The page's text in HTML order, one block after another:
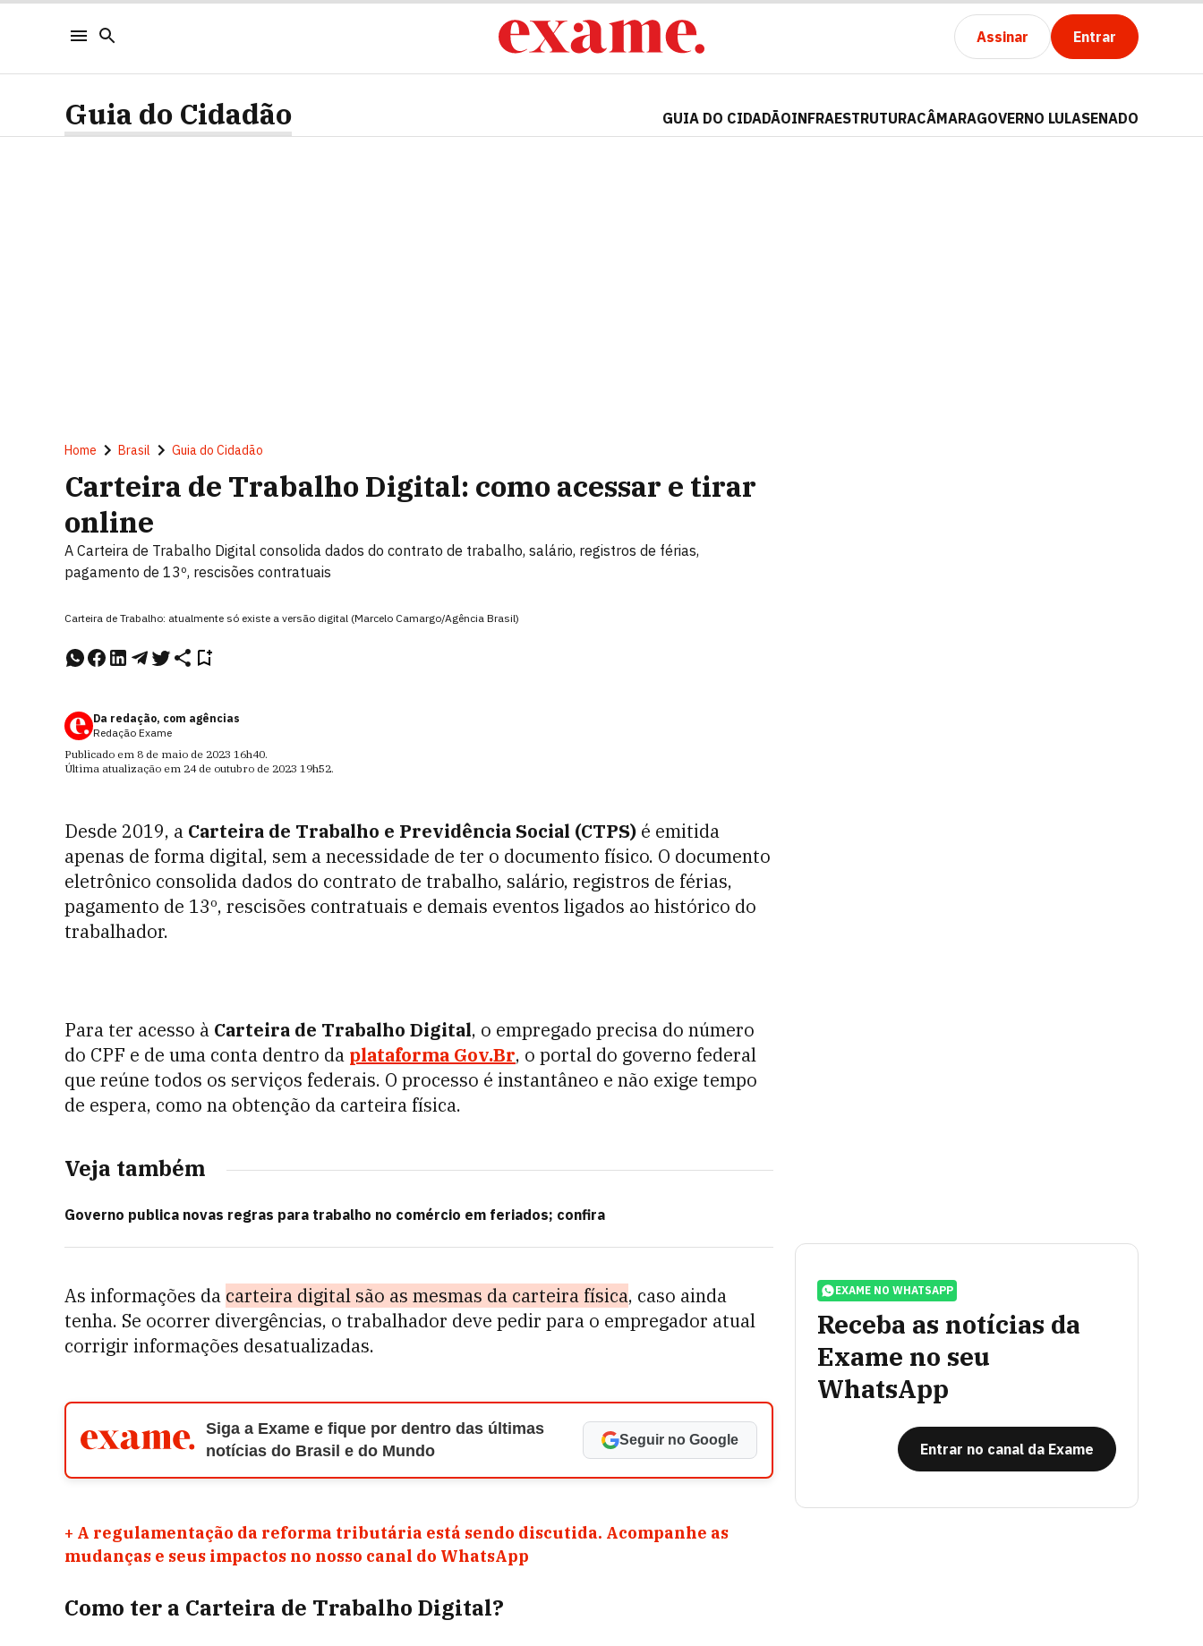
Assinar Entrar
Guia do Cidadão GUIA DO CIDADÃOINFRAESTRUTURACÂMARAGOVERNO LULASENADO
Home Brasil Guia do Cidadão
Carteira de Trabalho Digital: como acessar e tirar
online
A Carteira de Trabalho Digital consolida dados do contrato de trabalho, salário, registros de férias,
pagamento de 13º, rescisões contratuais
Carteira de Trabalho: atualmente só existe a versão digital (Marcelo Camargo/Agência Brasil)
Da redação, com agências
Redação Exame
Publicado em 8 de maio de 2023 16h40.
Última atualização em 24 de outubro de 2023 19h52.
Desde 2019, a Carteira de Trabalho e Previdência Social (CTPS) é emitida
apenas de forma digital, sem a necessidade de ter o documento físico. O documento
eletrônico consolida dados do contrato de trabalho, salário, registros de férias,
pagamento de 13º, rescisões contratuais e demais eventos ligados ao histórico do
trabalhador.
Para ter acesso à Carteira de Trabalho Digital, o empregado precisa do número
do CPF e de uma conta dentro da plataforma Gov.Br, o portal do governo federal
que reúne todos os serviços federais. O processo é instantâneo e não exige tempo
de espera, como na obtenção da carteira física.
Veja também
Governo publica novas regras para trabalho no comércio em feriados; confira
As informações da carteira digital são as mesmas da carteira física, caso ainda
tenha. Se ocorrer divergências, o trabalhador deve pedir para o empregador atual
corrigir informações desatualizadas.
Siga a Exame e fique por dentro das últimas
notícias do Brasil e do Mundo
Seguir no Google
+ A regulamentação da reforma tributária está sendo discutida. Acompanhe as
mudanças e seus impactos no nosso canal do WhatsApp
Como ter a Carteira de Trabalho Digital?
EXAME NO WHATSAPP
Receba as notícias da
Exame no seu
WhatsApp
Entrar no canal da Exame